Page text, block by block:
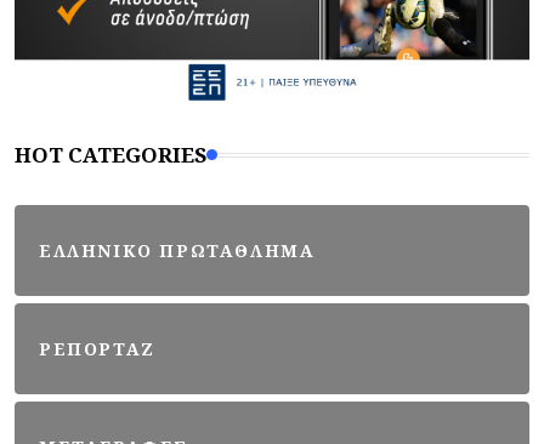
HOT CATEGORIES
ΕΛΛΗΝΙΚΟ ΠΡΩΤΑΘΛΗΜΑ
ΡΕΠΟΡΤΑΖ